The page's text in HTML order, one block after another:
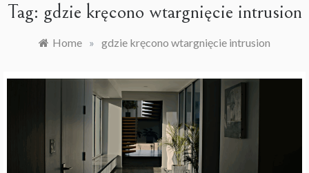
Tag: gdzie kręcono wtargnięcie intrusion
Home » gdzie kręcono wtargnięcie intrusion